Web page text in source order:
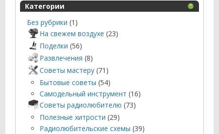
Категории
Без рубрики (1)
На свежем воздухе (23)
Поделки (56)
Развлечения (8)
Советы мастеру (71)
Бытовые советы (54)
Самодельный инструмент (16)
Советы радиолюбителю (73)
Полезные хитрости (29)
Радиолюбительские схемы (39)